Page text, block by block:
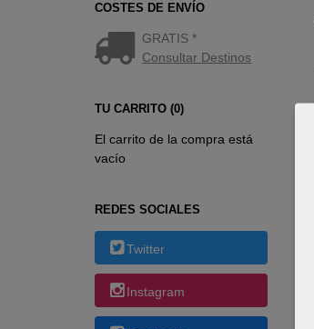
COSTES DE ENVÍO
GRATIS *
Consultar Destinos
TU CARRITO (0)
El carrito de la compra está
vacío
REDES SOCIALES
Twitter
Instagram